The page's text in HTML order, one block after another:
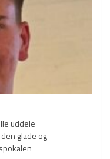
uddele
glade og